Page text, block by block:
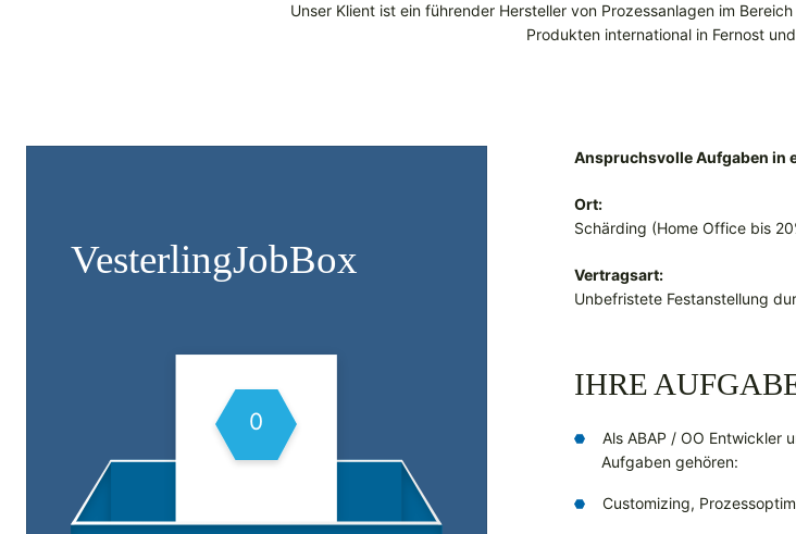
Unser Klient ist ein führender Hersteller von Prozessanlagen im
Produkten international in Fernost
Vesterling­JobBox
0
Anspruchsvolle Aufgaben in
Ort:
Schärding (Home Office bis
Vertragsart:
Unbefristete Festanstellung
IHRE
Als ABAP / OO Entwickler
Aufgaben gehören:
Customizing,